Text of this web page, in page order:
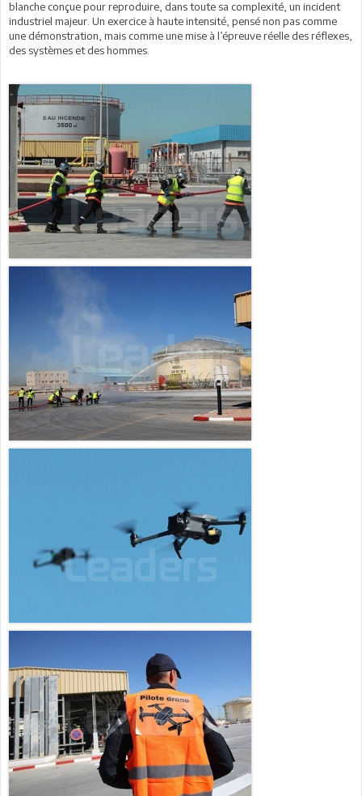
blanche conçue pour reproduire, dans toute sa complexité, un incident
industriel majeur. Un exercice à haute intensité, pensé non pas comme
une démonstration, mais comme une mise à l’épreuve réelle des réflexes,
des systèmes et des hommes.